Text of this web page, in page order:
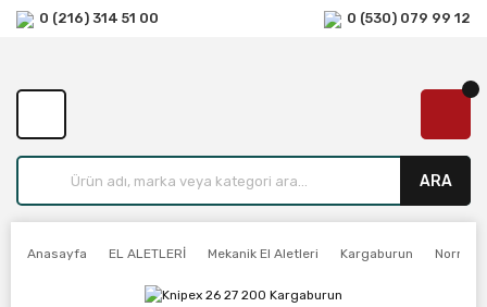
0 (216) 314 51 00 0 (530) 079 99 12
ARA
Anasayfa EL ALETLERİ Mekanik El Aletleri Kargaburun Normal